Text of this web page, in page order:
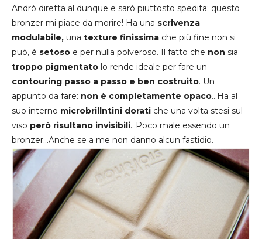
Andrò diretta al dunque e sarò piuttosto spedita: questo
bronzer mi piace da morire! Ha una scrivenza
modulabile, una texture finissima che più fine non si
può, è setoso e per nulla polveroso. Il fatto che non sia
troppo pigmentato lo rende ideale per fare un
contouring passo a passo e ben costruito. Un
appunto da fare: non è completamente opaco...Ha al
suo interno microbrillntini dorati che una volta stesi sul
viso però risultano invisibili...Poco male essendo un
bronzer...Anche se a me non danno alcun fastidio.